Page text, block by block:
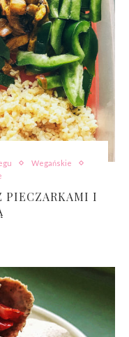
Wegańskie
PIECZARKAMI I